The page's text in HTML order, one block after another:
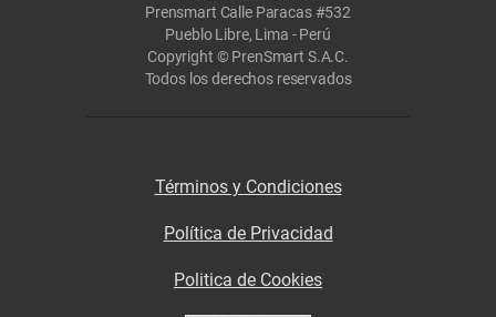
Prensmart Calle Paracas #532
Pueblo Libre, Lima - Perú
Copyright © PrenSmart S.A.C.
Todos los derechos reservados
Términos y Condiciones
Política de Privacidad
Politica de Cookies